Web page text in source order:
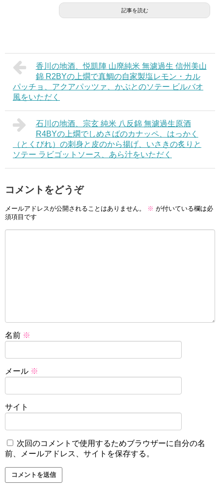
記事を読む
香川の地酒、悦凱陣 山廃純米 無濾過生 信州美山
錦 R2BYの上燗で真鯛の自家製塩レモン・カル
パッチョ、アクアパッツァ、かぶとのソテー ビルバオ
風をいただく
石川の地酒、宗玄 純米 八反錦 無濾過生原酒
R4BYの上燗でしめさばのカナッペ、はっかく
（とくびれ）の刺身と皮のから揚げ、いさきの炙りと
ソテー ラビゴットソース、あら汁をいただく
コメントをどうぞ
メールアドレスが公開されることはありません。 ※ が付いている欄は必
須項目です
名前 ※
メール ※
サイト
次回のコメントで使用するためブラウザーに自分の名
前、メールアドレス、サイトを保存する。